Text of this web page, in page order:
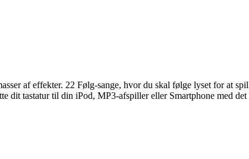
af effekter. 22 Følg-sange, hvor du skal følge lyset for at
dit tastatur til din iPod, MP3-afspiller eller Smartphone med